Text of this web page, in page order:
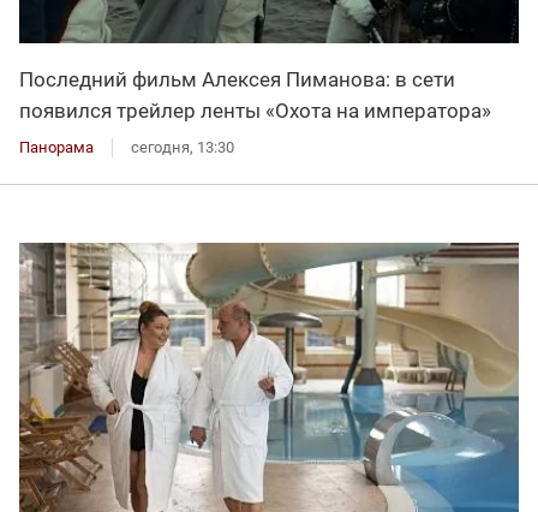
Последний фильм Алексея Пиманова: в сети
появился трейлер ленты «Охота на императора»
Панорама сегодня, 13:30